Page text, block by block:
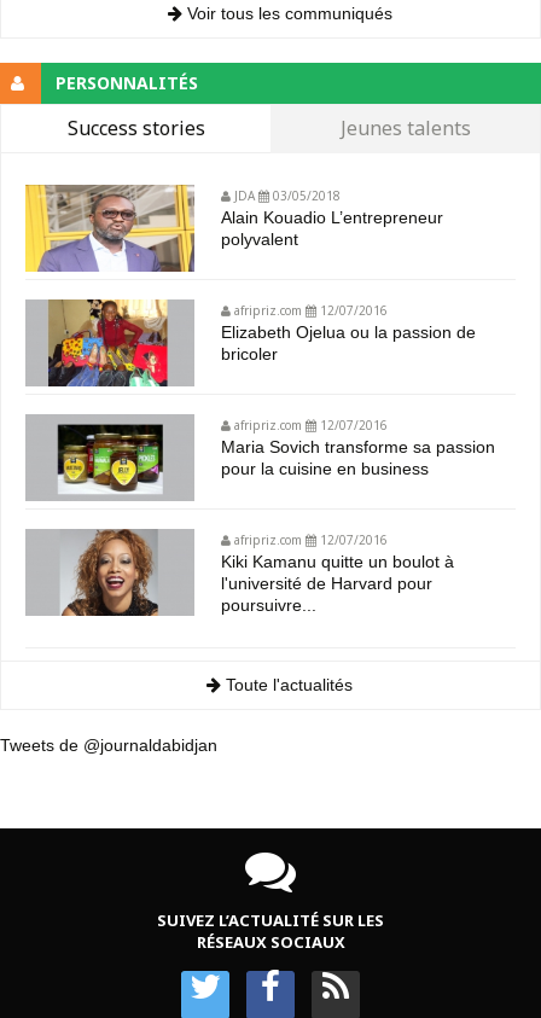
Voir tous les communiqués
PERSONNALITÉS
Success stories Jeunes talents
JDA 03/05/2018
Alain Kouadio L’entrepreneur
polyvalent
afripriz.com 12/07/2016
Elizabeth Ojelua ou la passion de
bricoler
afripriz.com 12/07/2016
Maria Sovich transforme sa passion
pour la cuisine en business
afripriz.com 12/07/2016
Kiki Kamanu quitte un boulot à
l'université de Harvard pour
poursuivre...
Toute l'actualités
Tweets de @journaldabidjan
SUIVEZ L’ACTUALITÉ SUR LES
RÉSEAUX SOCIAUX